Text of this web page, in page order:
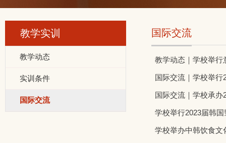
教学实训
教学动态
实训条件
国际交流
国际交流
教学动态｜学校举行
国际交流｜学校举
国际交流｜学校承办
学校举行2023届韩
学校举办中韩饮食文